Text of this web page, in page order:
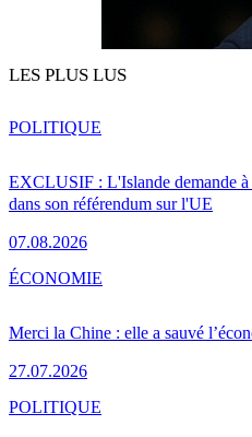
LES PLUS LUS
EXCLUSIF : L'Islande demande à
dans son référendum sur l'UE
07.08.2026
POLITIQUE
Merci la Chine : elle a sauvé
27.07.2026
ÉCONOMIE
POLITIQUE